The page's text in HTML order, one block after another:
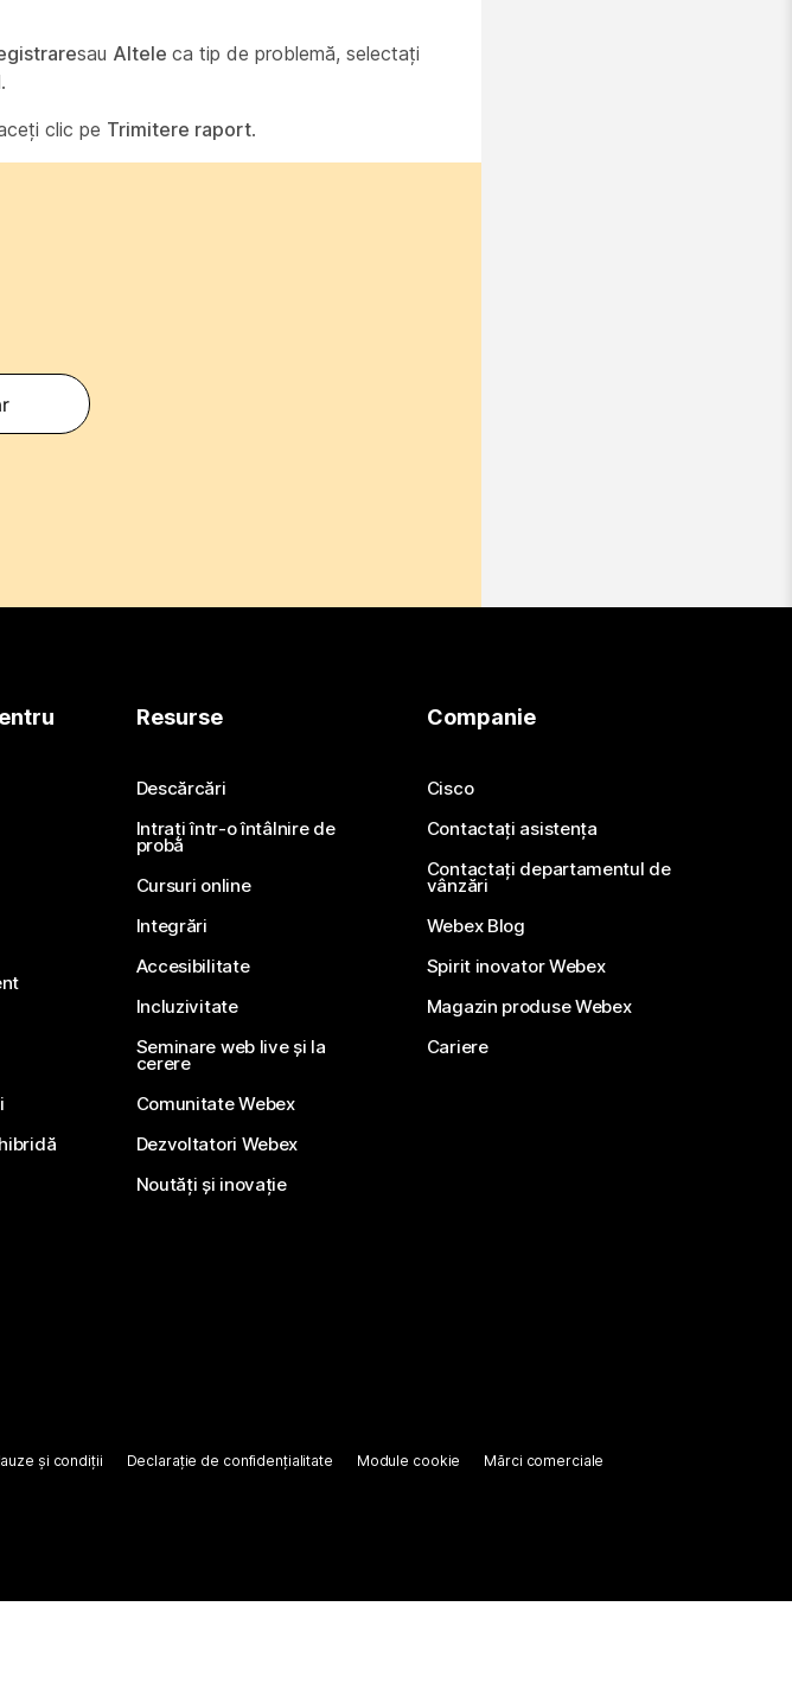
sau Altele ca tip de problemă, selectați
clic pe Trimitere raport.
Resurse
Descărcări
Intrați într-o întâlnire de
probă
Cursuri online
Integrări
Accesibilitate
Incluzivitate
Seminare web live și la
cerere
Comunitate Webex
Dezvoltatori Webex
Noutăți și inovație
Companie
Cisco
Contactați asistența
Contactați departamentul de
vânzări
Webex Blog
Spirit inovator Webex
Magazin produse Webex
Cariere
și condiții Declarație de confidențialitate Module cookie Mărci comerciale